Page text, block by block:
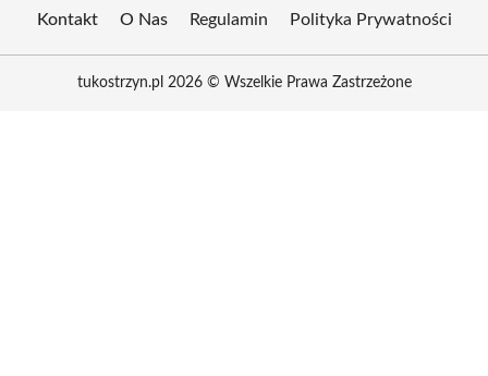
Kontakt O Nas Regulamin Polityka Prywatności
tukostrzyn.pl 2026 © Wszelkie Prawa Zastrzeżone